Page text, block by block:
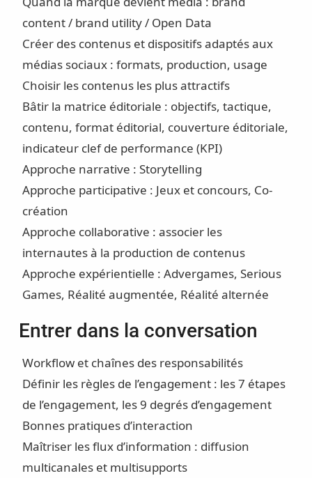
content / brand utility / Open Data
Créer des contenus et dispositifs adaptés aux
médias sociaux : formats, production, usage
Choisir les contenus les plus attractifs
Bâtir la matrice éditoriale : objectifs, tactique,
contenu, format éditorial, couverture éditoriale,
indicateur clef de performance (KPI)
Approche narrative : Storytelling
Approche participative : Jeux et concours, Co-
création
Approche collaborative : associer les
internautes à la production de contenus
Approche expérientielle : Advergames, Serious
Games, Réalité augmentée, Réalité alternée
Entrer dans la conversation
Workflow et chaînes des responsabilités
Définir les règles de l’engagement : les 7 étapes
de l’engagement, les 9 degrés d’engagement
Bonnes pratiques d’interaction
Maîtriser les flux d’information : diffusion
multicanales et multisupports